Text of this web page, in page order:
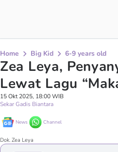
Home Big Kid 6-9 years old
Zea Leya,
Lewat Lagu
15 Okt 2025, 18:00 WIB
Sekar Gadis Biantara
News Channel
Dok. Zea Leya